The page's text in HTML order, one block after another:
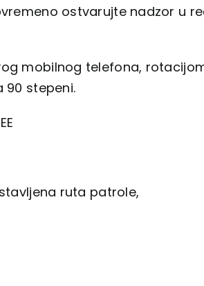
ostvarujte nadzor u
mobilnog telefona,
90 stepeni.
ruta patrole,